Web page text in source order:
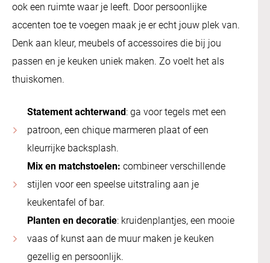
ook een ruimte waar je leeft. Door persoonlijke
accenten toe te voegen maak je er echt jouw plek van.
Denk aan kleur, meubels of accessoires die bij jou
passen en je keuken uniek maken. Zo voelt het als
thuiskomen.
Statement achterwand: ga voor tegels met een
patroon, een chique marmeren plaat of een
kleurrijke backsplash.
Mix en matchstoelen: combineer verschillende
stijlen voor een speelse uitstraling aan je
keukentafel of bar.
Planten en decoratie: kruidenplantjes, een mooie
vaas of kunst aan de muur maken je keuken
gezellig en persoonlijk.